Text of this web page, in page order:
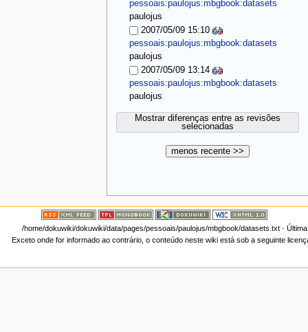
pessoais:paulojus:mbgbook:datasets
paulojus
2007/05/09 15:10
pessoais:paulojus:mbgbook:datasets
paulojus
2007/05/09 13:14
pessoais:paulojus:mbgbook:datasets
paulojus
Mostrar diferenças entre as revisões
selecionadas
menos recente >>
/home/dokuwiki/dokuwiki/data/pages/pessoais/paulojus/mbgbook/datasets.txt·
Exceto onde for informado ao contrário, o conteúdo neste wiki está sob a seguinte